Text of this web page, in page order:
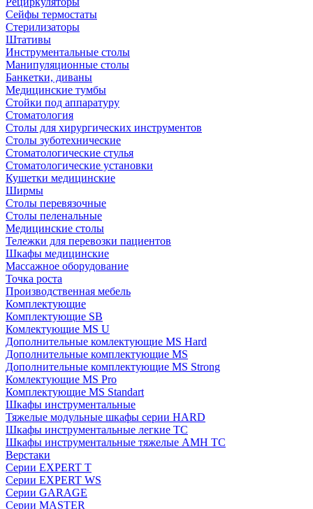
Сейфы термостаты
Стерилизаторы
Штативы
Инструментальные столы
Манипуляционные столы
Банкетки, диваны
Медицинские тумбы
Стойки под аппаратуру
Стоматология
Столы для хирургических инструментов
Столы зуботехнические
Стоматологические стулья
Стоматологические установки
Кушетки медицинские
Ширмы
Столы перевязочные
Столы пеленальные
Медицинские столы
Тележки для перевозки пациентов
Шкафы медицинские
Массажное оборудование
Точка роста
Производственная мебель
Комплектующие
Комплектующие SB
Комлектующие MS U
Дополнительные комлектующие MS Hard
Дополнительные комплектующие MS
Дополнительные комплектующие MS Strong
Комлектующие MS Pro
Комплектующие MS Standart
Шкафы инструментальные
Тяжелые модульные шкафы серии HARD
Шкафы инструментальные легкие ТС
Шкафы инструментальные тяжелые AMH TC
Верстаки
Серии EXPERT T
Серии EXPERT WS
Серии GARAGE
Серии MASTER